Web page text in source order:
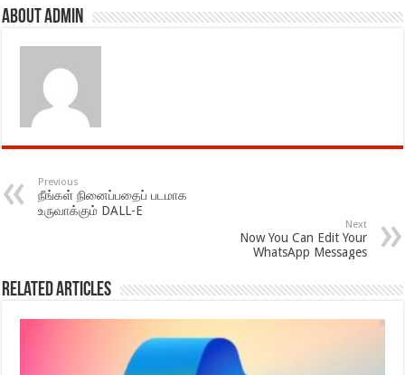
About admin
Previous
நீங்கள் நினைப்பதைப் படமாக
உருவாக்கும் DALL-E
Next
Now You Can Edit Your
WhatsApp Messages
Related Articles